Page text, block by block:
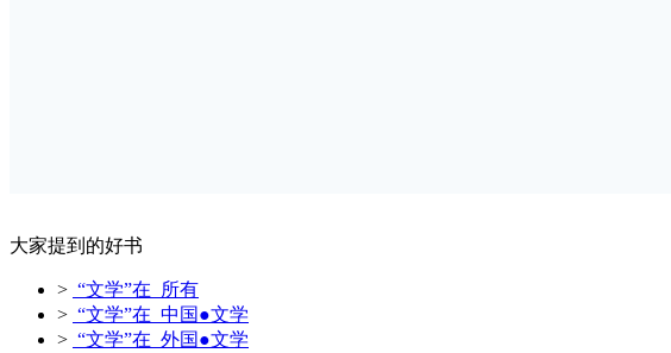
大家提到的好书
> “文学”在 所有
> “文学”在 中国●文学
> “文学”在 外国●文学